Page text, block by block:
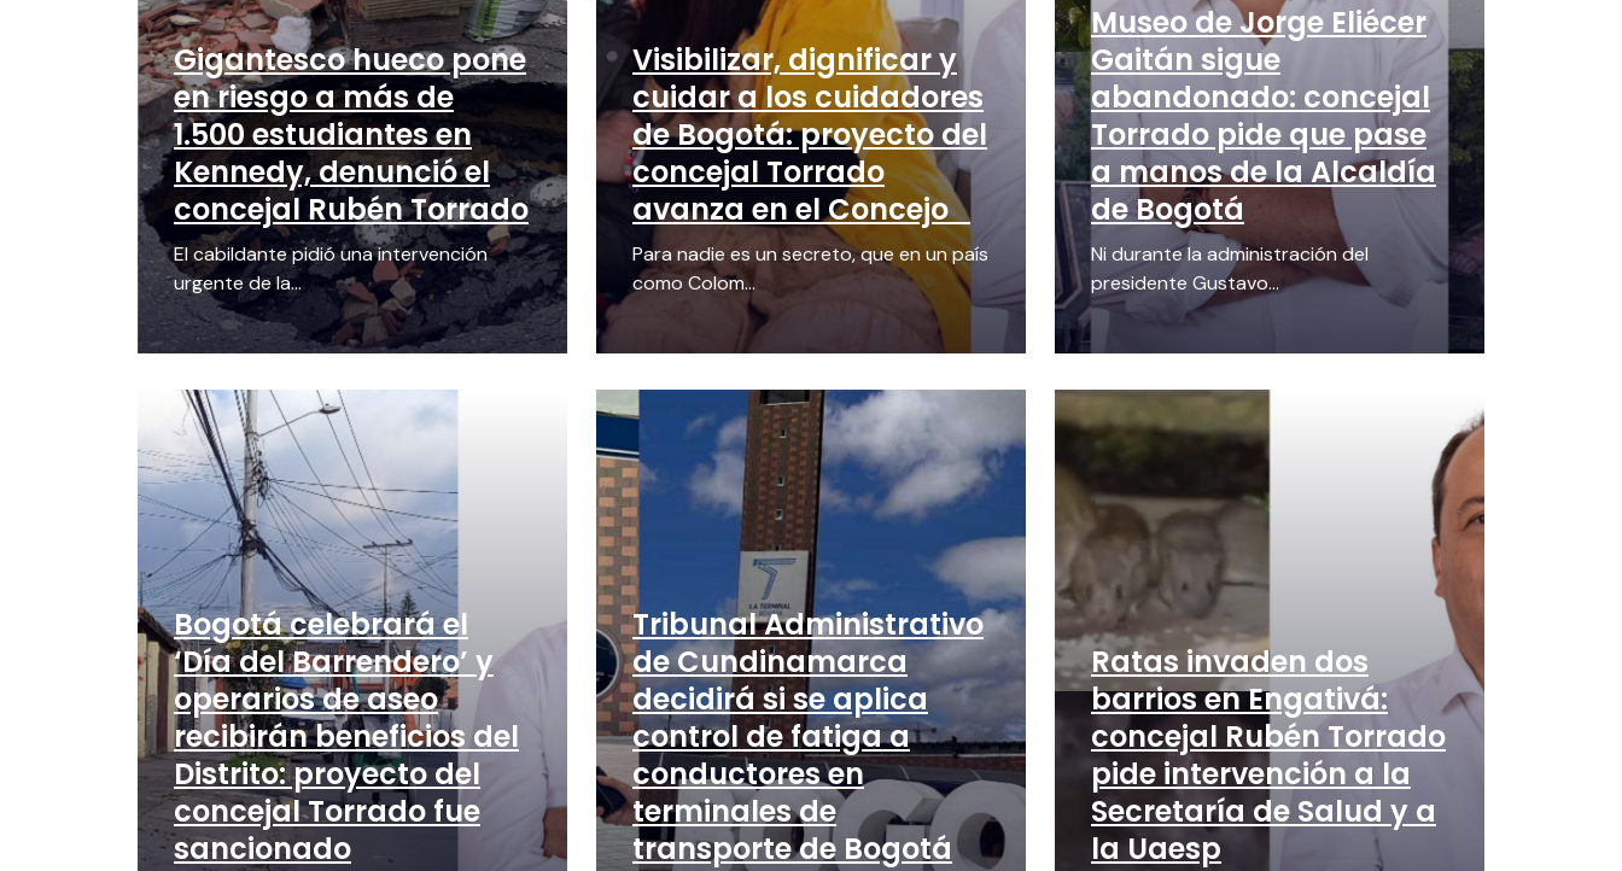
Gigantesco hueco pone
en riesgo a más de
1.500 estudiantes en
Kennedy, denunció el
concejal Rubén Torrado
El cabildante pidió una intervención
urgente de la...
Visibilizar, dignificar y
cuidar a los cuidadores
de Bogotá: proyecto del
concejal Torrado
avanza en el Concejo
Para nadie es un secreto, que en un país
como Colom...
Museo de Jorge Eliécer
Gaitán sigue
abandonado: concejal
Torrado pide que pase
a manos de la Alcaldía
de Bogotá
Ni durante la administración del
presidente Gustavo...
Bogotá celebrará el
‘Día del Barrendero’ y
operarios de aseo
recibirán beneficios del
Distrito: proyecto del
concejal Torrado fue
sancionado
Tribunal Administrativo
de Cundinamarca
decidirá si se aplica
control de fatiga a
conductores en
terminales de
transporte de Bogotá
Ratas invaden dos
barrios en Engativá:
concejal Rubén Torrado
pide intervención a la
Secretaría de Salud y a
la Uaesp